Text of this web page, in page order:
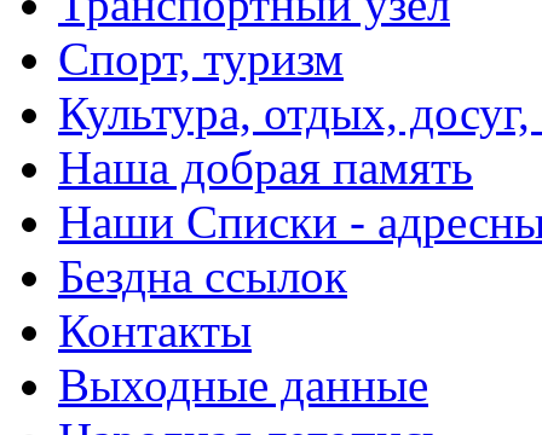
Спорт, туризм
Культура, отдых,
Наша добрая память
Наши Списки -
Бездна ссылок
Контакты
Выходные данные